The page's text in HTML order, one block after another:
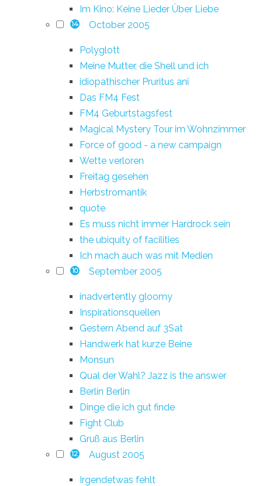
Im Kino: Keine Lieder Über Liebe
14 October 2005
Polyglott
Meine Mutter, die Shell und ich
idiopathischer Pruritus ani
Das FM4 Fest
FM4 Geburtstagsfest
Magical Mystery Tour im Wohnzimmer
Force of good - a new campaign
Wette verloren
Freitag gesehen
Herbstromantik
quote
Es muss nicht immer Hardrock sein
the ubiquity of facilities
Ich mach auch was mit Medien
10 September 2005
inadvertently gloomy
Inspirationsquellen
Gestern Abend auf 3Sat
Handwerk hat kurze Beine
Monsun
Qual der Wahl? Jazz is the answer
Berlin Berlin
Dinge die ich gut finde
Fight Club
Gruß aus Berlin
12 August 2005
Irgendetwas fehlt